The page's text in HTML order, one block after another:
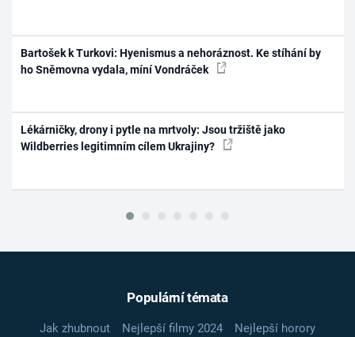
Bartošek k Turkovi: Hyenismus a nehoráznost. Ke stíhání by
ho Sněmovna vydala, míní Vondráček
Lékárničky, drony i pytle na mrtvoly: Jsou tržiště jako
Wildberries legitimním cílem Ukrajiny?
Populární témata
Jak zhubnout Nejlepší filmy 2024
Nejlepší horory